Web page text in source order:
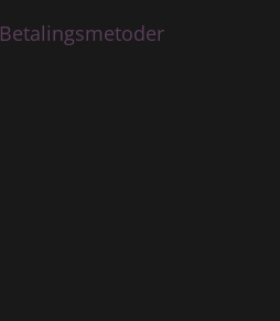
Betalingsmetoder